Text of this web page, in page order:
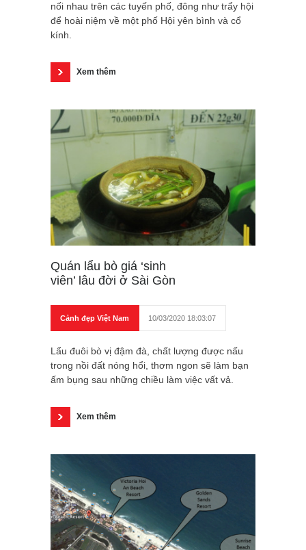
nối nhau trên các tuyến phố, đông như trẩy hội
để hoài niệm về một phố Hội yên bình và cổ
kính.
Xem thêm
Quán lẩu bò giá ‘sinh
viên’ lâu đời ở Sài Gòn
Cảnh đẹp Việt Nam 10/03/2020 18:03:07
Lẩu đuôi bò vị đậm đà, chất lượng được nấu
trong nồi đất nóng hổi, thơm ngon sẽ làm bạn
ấm bụng sau những chiều làm việc vất vả.
Xem thêm